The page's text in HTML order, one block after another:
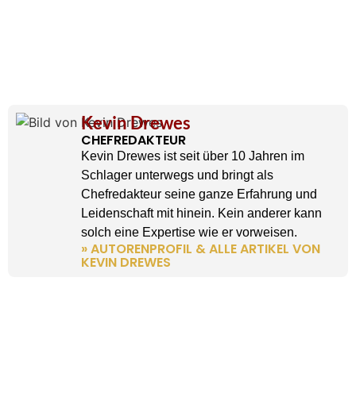
Kevin Drewes
CHEFREDAKTEUR
Kevin Drewes ist seit über 10 Jahren im
Schlager unterwegs und bringt als
Chefredakteur seine ganze Erfahrung und
Leidenschaft mit hinein. Kein anderer kann
solch eine Expertise wie er vorweisen.
» AUTORENPROFIL & ALLE ARTIKEL VON
KEVIN DREWES